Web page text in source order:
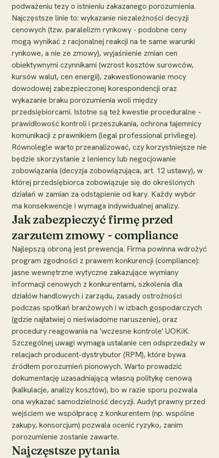
podważeniu tezy o istnieniu zakazanego porozumienia.
Najczęstsze linie to: wykazanie niezależności decyzji
cenowych (tzw. paralelizm rynkowy - podobne ceny
mogą wynikać z racjonalnej reakcji na te same warunki
rynkowe, a nie ze zmowy), wyjaśnienie zmian cen
obiektywnymi czynnikami (wzrost kosztów surowców,
kursów walut, cen energii), zakwestionowanie mocy
dowodowej zabezpieczonej korespondencji oraz
wykazanie braku porozumienia woli między
przedsiębiorcami. Istotne są też kwestie proceduralne -
prawidłowość kontroli i przeszukania, ochrona tajemnicy
komunikacji z prawnikiem (legal professional privilege).
Równolegle warto przeanalizować, czy korzystniejsze nie
będzie skorzystanie z leniency lub negocjowanie
zobowiązania (decyzja zobowiązująca, art. 12 ustawy), w
której przedsiębiorca zobowiązuje się do określonych
działań w zamian za odstąpienie od kary. Każdy wybór
ma konsekwencje i wymaga indywidualnej analizy.
Jak zabezpieczyć firmę przed
zarzutem zmowy - compliance
Najlepszą obroną jest prewencja. Firma powinna wdrożyć
program zgodności z prawem konkurencji (compliance):
jasne wewnętrzne wytyczne zakazujące wymiany
informacji cenowych z konkurentami, szkolenia dla
działów handlowych i zarządu, zasady ostrożności
podczas spotkań branżowych i w izbach gospodarczych
(gdzie najłatwiej o nieświadome naruszenie), oraz
procedury reagowania na 'wczesne kontrole' UOKiK.
Szczególnej uwagi wymaga ustalanie cen odsprzedaży w
relacjach producent-dystrybutor (RPM), które bywa
źródłem porozumień pionowych. Warto prowadzić
dokumentację uzasadniającą własną politykę cenową
(kalkulacje, analizy kosztów), bo w razie sporu pozwala
ona wykazać samodzielność decyzji. Audyt prawny przed
wejściem we współpracę z konkurentem (np. wspólne
zakupy, konsorcjum) pozwala ocenić ryzyko, zanim
porozumienie zostanie zawarte.
Najczęstsze pytania